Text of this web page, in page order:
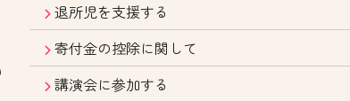
退所児を支援する
寄付金の控除に関して
講演会に参加する